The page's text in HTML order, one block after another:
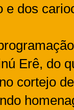
e dos
Erê, do
cortejo